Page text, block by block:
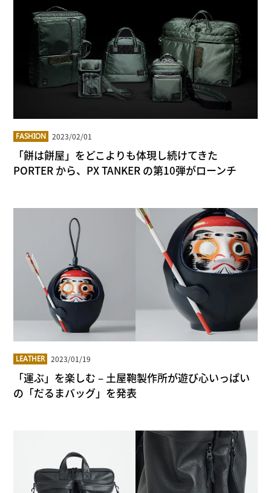
FASHION 2023/02/01
「餅は餅屋」をどこよりも体現し続けてきた
PORTER から、PX TANKER の第10弾がローンチ
LEATHER 2023/01/19
「運ぶ」を楽しむ – 土屋鞄製作所が遊び心いっぱい
の「だるまバッグ」を発表